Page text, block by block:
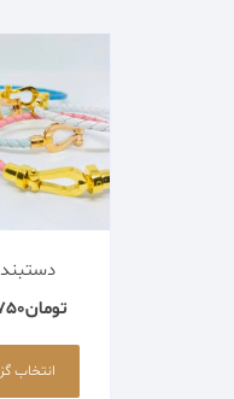
دستبند
تومان
انتخاب